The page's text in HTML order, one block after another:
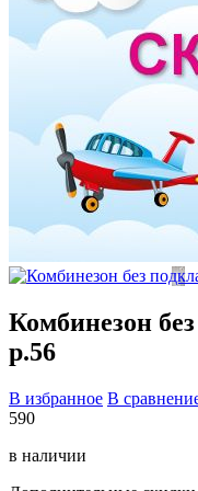
Комбинезон
р.56
В избранное В
590
в наличии